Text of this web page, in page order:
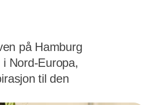
på Hamburg
Nord-Europa,
til den